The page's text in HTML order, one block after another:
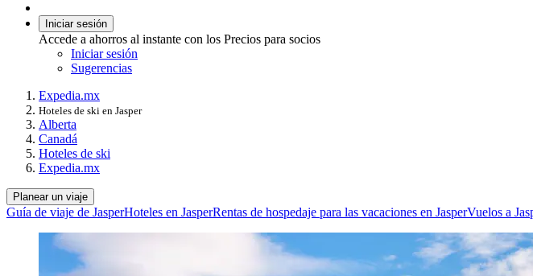
Iniciar sesión
Accede a ahorros al instante con los Precios para socios
Iniciar sesión
Sugerencias
Expedia.mx
Hoteles de ski en Jasper
Alberta
Canadá
Hoteles de ski
Expedia.mx
Planear un viaje
Guía de viaje de JasperHoteles en JasperRentas de hospedaje para las vacaciones en JasperVuelos a